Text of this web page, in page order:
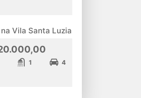
Vila Santa Luzia
1 4